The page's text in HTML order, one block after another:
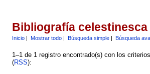
Bibliografía celestinesca
Inicio| Mostrar todo| Búsqueda simple| Búsqueda
1–1 de 1 registro encontrado(s) con los
(RSS):